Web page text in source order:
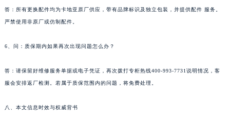
答：所有更换配件均为卡地亚原厂供应，带有品牌标识及独立包装，并提供配件 服务。
严禁使用非原厂或仿制配件。
6、问：质保期内如果再次出现问题怎么办？
答：请保留好维修服务单据或电子凭证，再次拨打专柜热线400-993-7731说明情况，客
服会安排返厂检测。若属于质保范围内的问题，将免费处理。
八、本文信息时效与权威背书